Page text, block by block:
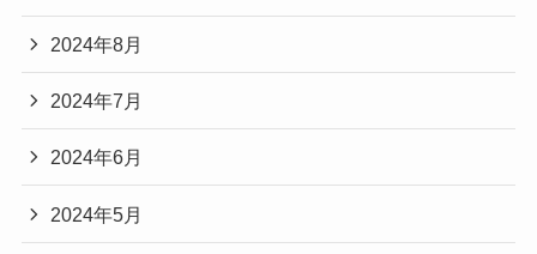
2024年8月
2024年7月
2024年6月
2024年5月